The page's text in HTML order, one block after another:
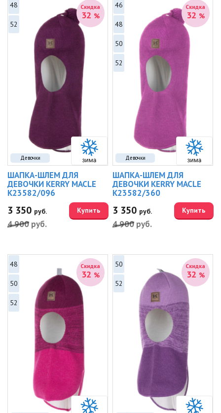
Девочки
Скидка
32 %
48
52
ШАПКА-ШЛЕМ ДЛЯ
ДЕВОЧКИ KERRY MACLE
K23582/096
3 350 руб.
4 900 руб.
Купить
Девочки
Скидка
32 %
46
48
50
52
ШАПКА-ШЛЕМ ДЛЯ
ДЕВОЧКИ KERRY MACLE
K23582/360
3 350 руб.
4 900 руб.
Купить
Скидка
32 %
48
50
52
Скидка
32 %
50
52